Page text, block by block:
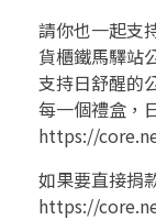
請你也一起支
貨櫃鐵馬驛站
支持日舒醒的
每一個禮盒，
https://
如果要直接捐
https://